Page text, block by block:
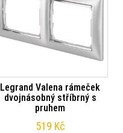
Legrand Valena rámeček
dvojnásobný stříbrný s
pruhem
519 Kč